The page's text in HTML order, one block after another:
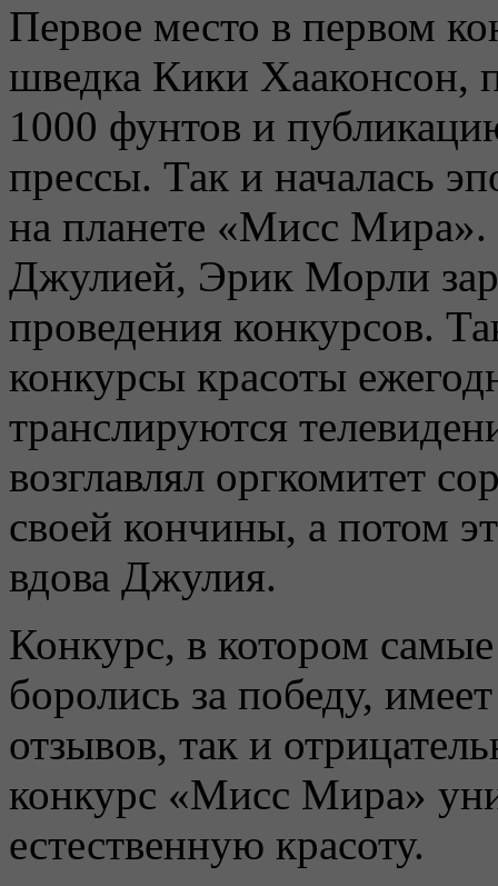
Первое место в первом
шведка Кики Хааконсон,
1000 фунтов и
прессы. Так и началась
на планете «Мисс
Джулией, Эрик Морли
проведения конкурсов.
конкурсы красоты
транслируются
возглавлял оргкомитет
своей кончины, а потом
вдова Джулия.
Конкурс, в котором
боролись за победу,
отзывов, так и
конкурс «Мисс Мира»
естественную красоту.